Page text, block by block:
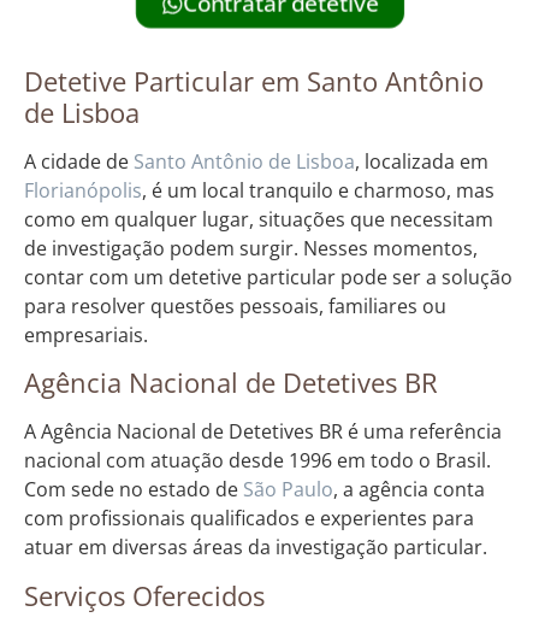
Detetive Particular em Santo Antônio
de Lisboa
A cidade de Santo Antônio de Lisboa, localizada em
Florianópolis, é um local tranquilo e charmoso, mas
como em qualquer lugar, situações que necessitam
de investigação podem surgir. Nesses momentos,
contar com um detetive particular pode ser a solução
para resolver questões pessoais, familiares ou
empresariais.
Agência Nacional de Detetives BR
A Agência Nacional de Detetives BR é uma referência
nacional com atuação desde 1996 em todo o Brasil.
Com sede no estado de São Paulo, a agência conta
com profissionais qualificados e experientes para
atuar em diversas áreas da investigação particular.
Serviços Oferecidos